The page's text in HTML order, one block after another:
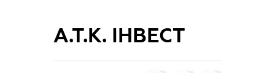
А.Т.К. ІНВЕСТ